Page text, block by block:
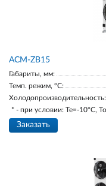
ACM-ZB15
Габариты, мм:
Темп. режим, °С:
Холодопроизводительность:
* - при условии: Te=-10ºC,
Заказать